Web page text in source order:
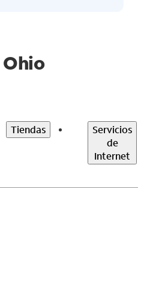
Ohio
Tiendas
Servicios
de
Internet